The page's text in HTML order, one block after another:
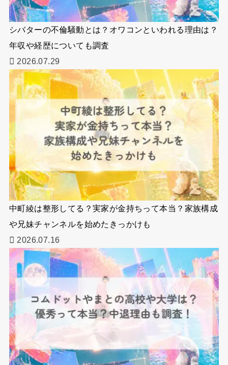
シバターの不倫騒動とは？オワコンといわれる理由は？
年収や経歴についても調査
2026.07.29
中町綾は整形してる？実家が金持ちって本当？家族構成
や兄妹チャンネルを始めたきっかけも
2026.07.16